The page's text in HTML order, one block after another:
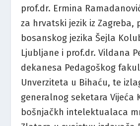
prof.dr. Ermina
za hrvatski jezik iz Zagreba,
bosanskog jezika Šejla
Ljubljane i prof.dr. Vildana
dekanesa Pedagoškog
Unverziteta u Bihaću, te
generalnog seketara Vijeća
bošnjačkh intelektualaca